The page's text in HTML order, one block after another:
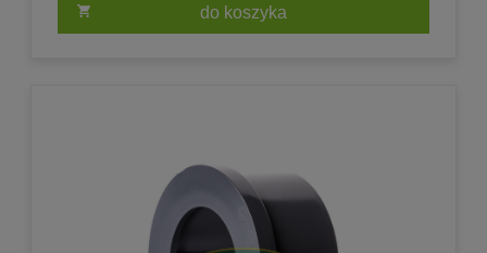
do koszyka